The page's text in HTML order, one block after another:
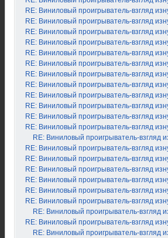
RE: Виниловый проигрыватель-взгляд
RE: Виниловый проигрыватель-взгляд
RE: Виниловый проигрыватель-взгляд
RE: Виниловый проигрыватель-взгляд
RE: Виниловый проигрыватель-взгляд
RE: Виниловый проигрыватель-взгляд
RE: Виниловый проигрыватель-взгляд
RE: Виниловый проигрыватель-взгляд
RE: Виниловый проигрыватель-взгляд
RE: Виниловый проигрыватель-взгляд
RE: Виниловый проигрыватель-взгляд
RE: Виниловый проигрыватель-взгляд
RE: Виниловый проигрыватель-взгляд
RE: Виниловый проигрыватель-взгляд
RE: Виниловый проигрыватель-взгляд
RE: Виниловый проигрыватель-взгляд
RE: Виниловый проигрыватель-взгляд
RE: Виниловый проигрыватель-взгляд
RE: Виниловый проигрыватель-взгляд
RE: Виниловый проигрыватель-взгляд
RE: Виниловый проигрыватель-взгляд
RE: Виниловый проигрыватель-взгляд